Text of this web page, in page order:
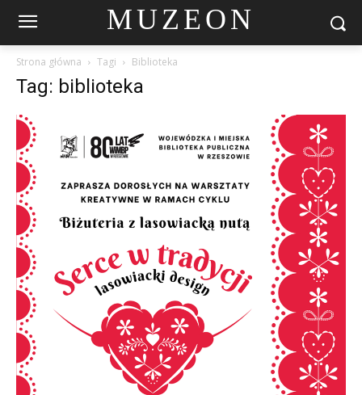
MUZEON
Strona główna Tagi Biblioteka
Tag: biblioteka